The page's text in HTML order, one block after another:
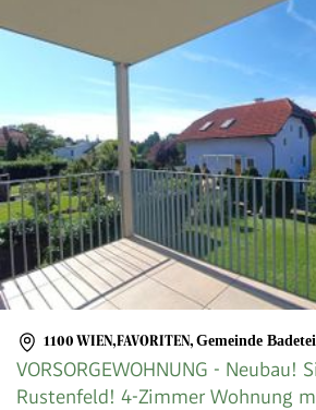
1100 WIEN,FAVORITEN, Gemeinde Badeteich
VORSORGEWOHNUNG - Neubau!
Rustenfeld! 4-Zimmer Wohnung